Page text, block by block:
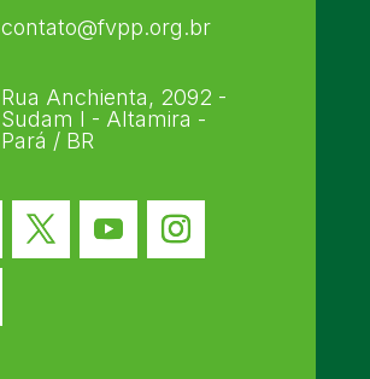
contato@fvpp.org.br
Rua Anchienta, 2092 -
Sudam I - Altamira -
Pará / BR